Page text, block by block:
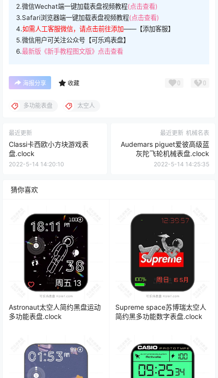
2.微信Wechat端一键加载表盘视频教程(点击查看)
3.Safari浏览器端一键加载表盘视频教程(点击查看)
4.如需人工客服微信，请点击前往添加——【添加客服】
5.微信用户可关注公众号【可乐鸡表盘】
6.最新版《新手教程图文版》点击查看
海报分享 收藏 0 0
多功能表盘 太空人
最近更新
Classi卡西欧小方块游戏表
盘.clock
2022-5-14 14:20:10
最近更新 机械名表
Audemars piguet爱彼高级蓝
灰陀飞轮机械表盘.clock
2022-5-14 14:25:35
猜你喜欢
Astronaut太空人简约黑盘运动
多功能表盘.clock
Supreme space苏博瑞太空人
简约黑多功能数字表盘.clock